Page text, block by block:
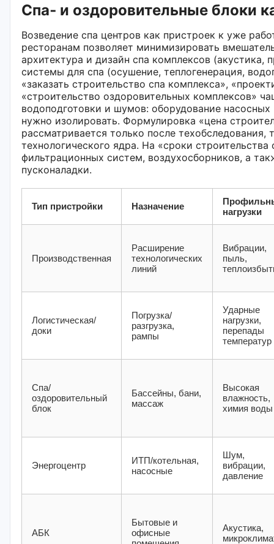
Спа‑ и оздоровительные блоки
Возведение спа центров как пристроек к уже
ресторанам позволяет минимизировать
архитектура и дизайн спа комплексов (акустика,
системы для спа (осушение, теплогенерация,
«заказать строительство спа комплекса»,
«строительство оздоровительных комплексов»
водоподготовки и шумов: оборудование
нужно изолировать. Формулировка «цена
рассматривается только после техобследования,
технологического ядра. На «сроки
фильтрационных систем, воздухосборников, а
пусконаладки.
Тип пристройки Назначение
нагрузки
Производственная
Расширение
технологических
линий
Вибрации,
пыль,
Логистическая/
доки
Погрузка/
разгрузка,
рампы
Ударные
нагрузки,
перепады
температур
Спа/
оздоровительный
блок
Бассейны, бани,
массаж
Высокая
влажность,
химия воды
Энергоцентр
ИТП/котельная,
насосные
Шум,
вибрации,
давление
АБК
Бытовые и
офисные
Акустика,